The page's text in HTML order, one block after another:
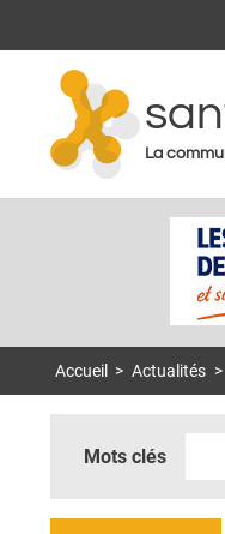
La
Accueil > Actualités >
Mots clés